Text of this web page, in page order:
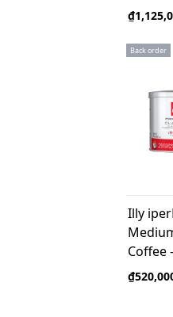
250gr
Back order
Illy
Coffee
/box